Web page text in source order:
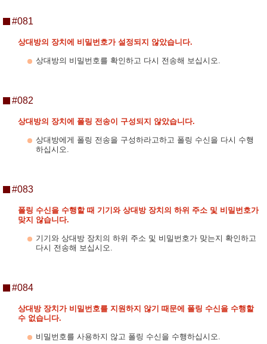
#081
상대방의 장치에 비밀번호가 설정되지 않았습니다.
상대방의 비밀번호를 확인하고 다시 전송해 보십시오.
#082
상대방의 장치에 폴링 전송이 구성되지 않았습니다.
상대방에게 폴링 전송을 구성하라고하고 폴링 수신을 다시 수행
하십시오.
#083
폴링 수신을 수행할 때 기기와 상대방 장치의 하위 주소 및 비밀번호가
맞지 않습니다.
기기와 상대방 장치의 하위 주소 및 비밀번호가 맞는지 확인하고
다시 전송해 보십시오.
#084
상대방 장치가 비밀번호를 지원하지 않기 때문에 폴링 수신을 수행할
수 없습니다.
비밀번호를 사용하지 않고 폴링 수신을 수행하십시오.